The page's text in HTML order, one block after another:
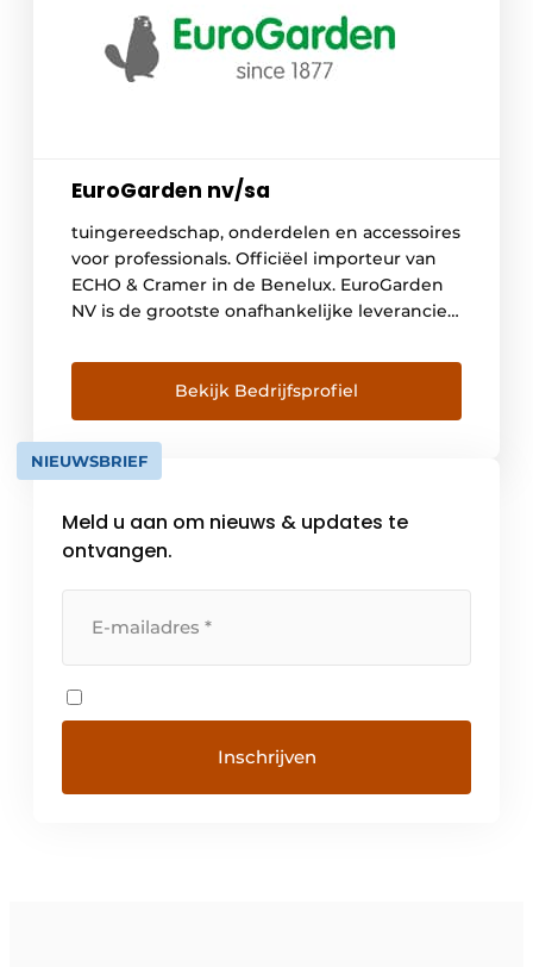
EuroGarden nv/sa
tuingereedschap, onderdelen en accessoires
voor professionals. Officiëel importeur van
ECHO & Cramer in de Benelux. EuroGarden
NV is de grootste onafhankelijke leverancier
EuroGarden verdeelt een volledig
assortiment tuinmachines, onderdelen en
accessoires exclusief voor de professionele
vakhandel in heel Europa. De missie omvat
het aanbieden van een volledig gamma aan
Bekijk Bedrijfsprofiel
NIEUWSBRIEF
Meld u aan om nieuws & updates te
ontvangen.